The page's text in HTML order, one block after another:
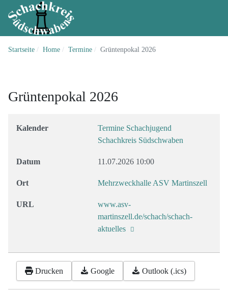
Startseite Home Termine Grüntenpokal 2026
Grüntenpokal 2026
Kalender
Termine Schachjugend
Schachkreis Südschwaben
Datum 11.07.2026 10:00
Ort Mehrzweckhalle ASV Martinszell
URL
www.asv-
martinszell.de/schach/schach-
aktuelles
Drucken Google Outlook (.ics)